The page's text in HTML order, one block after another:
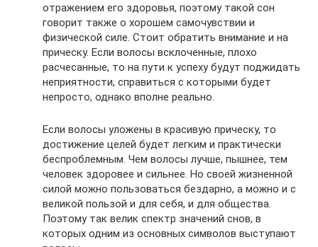
отражением его здоровья, поэтому такой сон
говорит также о хорошем самочувствии и
физической силе. Стоит обратить внимание и на
прическу. Если волосы всклоченные, плохо
расчесанные, то на пути к успеху будут поджидать
неприятности, справиться с которыми будет
непросто, однако вполне реально.
Если волосы уложены в красивую прическу, то
достижение целей будет легким и практически
беспроблемным. Чем волосы лучше, пышнее, тем
человек здоровее и сильнее. Но своей жизненной
силой можно пользоваться бездарно, а можно и с
великой пользой и для себя, и для общества.
Поэтому так велик спектр значений снов, в
которых одним из основных символов выступают